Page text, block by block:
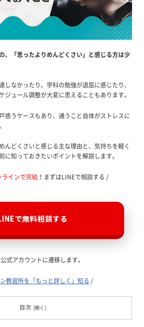
、「思ったよりめんどくさい」と感じる方は少
しなかったり、学科の勉強が退屈に感じたり、
ジュール調整が大変に思えることもあります。
惑うケースもあり、通うこと自体がストレスに
んどくさいと感じる主な理由と、気持ちを軽く
に知っておきたいポイントを解説します。
ラインで完結 ！まずはLINEで相談する /
で無料相談する
式アカウントに遷移します。
教習所を「もっと詳しく」知る /
目次